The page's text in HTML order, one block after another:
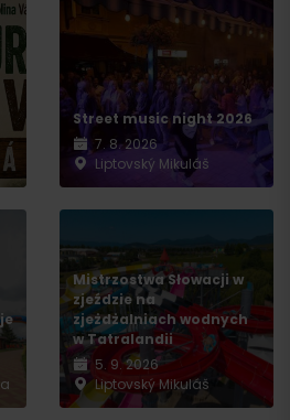
Street music night 2026
7. 8. 2026
Liptovský Mikuláš
Mistrzostwa Słowacji w
zjeździe na
zjeżdżalniach wodnych
w Tatralandii
5. 9. 2026
Liptovský Mikuláš